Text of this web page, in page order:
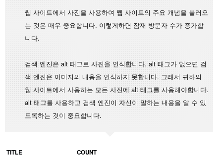
웹 사이트에서 사진을 사용하여 웹 사이트의 주요 개념을 불러오
는 것은 매우 중요합니다. 이렇게하면 잠재 방문자 수가 증가합
니다.
검색 엔진은 alt 태그로 사진을 인식합니다. alt 태그가 없으면 검
색 엔진은 이미지의 내용을 인식하지 못합니다. 그래서 귀하의
웹 사이트에서 사용하는 모든 사진에 alt 태그를 사용해야합니다.
alt 태그를 사용하고 검색 엔진이 자신이 말하는 내용을 알 수 있
도록하는 것이 중요합니다.
TITLE COUNT